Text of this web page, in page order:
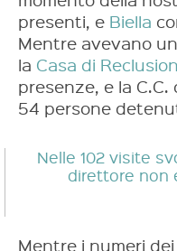
presenti, e Biella
Mentre avevano
la Casa di
presenze, e la C.C.
54 persone
Nelle 102 visite
direttore non
Mentre i numeri